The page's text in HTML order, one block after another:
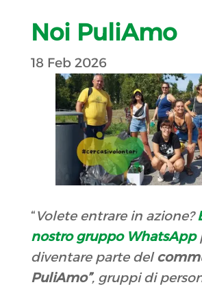
Noi PuliAmo
18 Feb 2026
“Volete entrare in azione?
nostro gruppo WhatsApp
diventare parte del
PuliAmo”, gruppi di